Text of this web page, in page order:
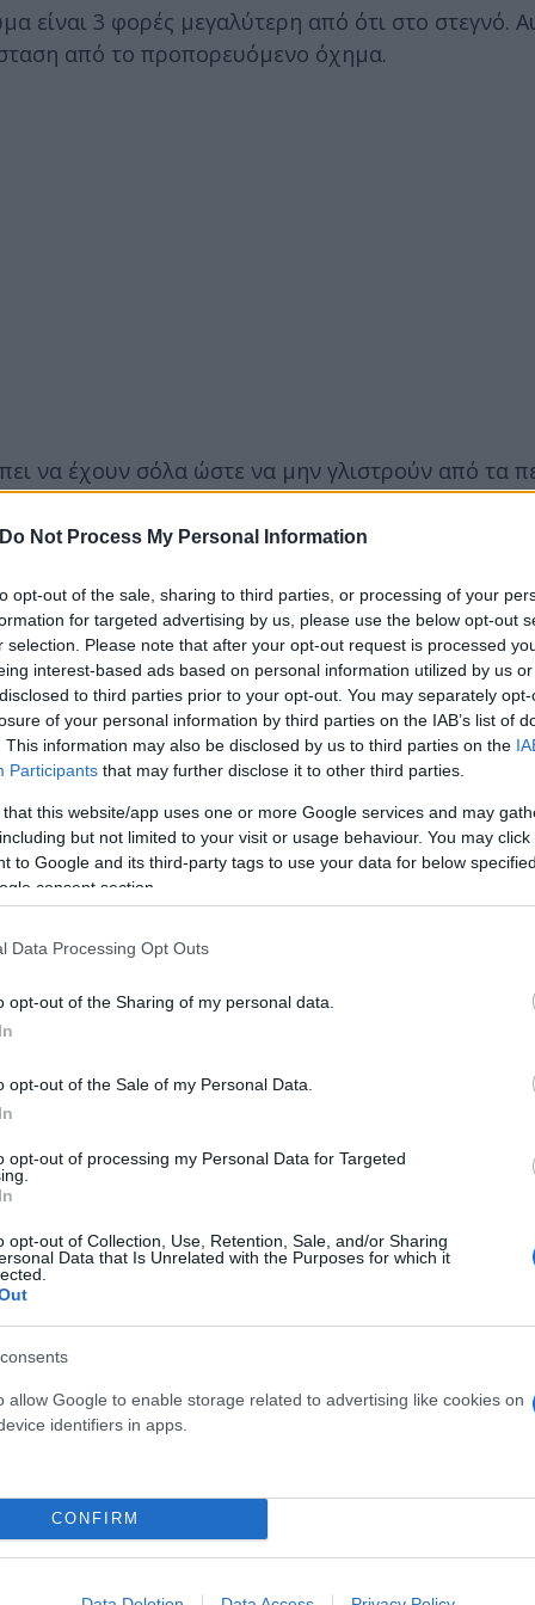
Do Not Process My Personal Information
opt-out of the sale, sharing to third parties, or processing of your
for targeted advertising by us, please use the below opt-out
selection. Please note that after your opt-out request is processed
interest-based ads based on personal information utilized by us
to third parties prior to your opt-out. You may separately
of your personal information by third parties on the IAB’s list of
This information may also be disclosed by us to third parties on the
Participants that may further disclose it to other third parties.
that this website/app uses one or more Google services and may
but not limited to your visit or usage behaviour. You may
to Google and its third-party tags to use your data for below
consent section.
Data Processing Opt Outs
opt-out of the Sharing of my personal data.
opt-out of the Sale of my Personal Data.
opt-out of processing my Personal Data for Targeted
opt-out of Collection, Use, Retention, Sale, and/or Sharing
Data that Is Unrelated with the Purposes for which it
allow Google to enable storage related to advertising like cookies on
identifiers in apps.
CONFIRM
3 φορές μεγαλύτερη από ότι στο στεγνό.
από το προπορευόμενο όχημα.
να έχουν σόλα ώστε να μην γλιστρούν από τα
πρέπει να είναι αναμμένα, ώστε να
να είναι και οι υαλοκαθαριστήρες, οι
Η αλλαγή τους σε περίπτωση φθοράς θα
ο οδηγός σε καμιά περίπτωση δεν θα
την κατάσταση. Θα πρέπει ο οδηγός να
πρόσφυσης θα πρέπει το τιμόνι να στρίψει από
του νερού μπροστά από τα ελαστικά είναι
το όχημα να ολισθαίνει πάνω σε ένα
και τον δρόμο. Είναι το σημείο όπου μπορεί να
να έχει σωστή πίεση στα ελαστικά, την σωστή
συσσωρευμένα νερά στο οδόστρωμα. Σε αυτή την
προπορευόμενο όχημα.
ο οδηγός μπορεί να σταματήσει εκτός
να τελειώσουν τα ακραία φαινόμενα. Μόλις
νου του ότι θα πρέπει να είναι ιδιαίτερα
τότε τα φώτα πορείας θα πρέπει να μείνουν
τα φώτα κινδύνου (alarm) ώστε να
τα ελαστικά, την πίεση και την κατάστασή τους.
άμεσα στην αλλαγή τους.